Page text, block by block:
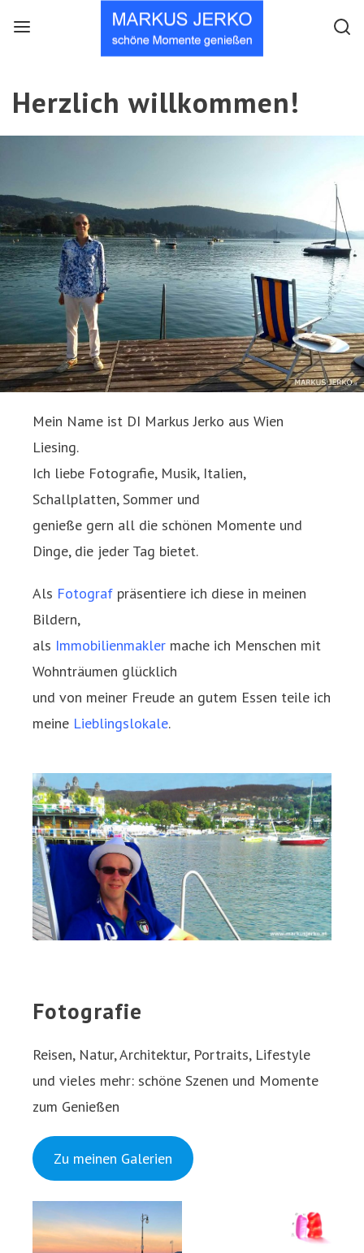
Menu Search
Herzlich willkommen!
Mein Name ist DI Markus Jerko aus Wien
Liesing.
Ich liebe Fotografie, Musik, Italien,
Schallplatten, Sommer und
genieße gern all die schönen Momente und
Dinge, die jeder Tag bietet.
Als Fotograf präsentiere ich diese in meinen
Bildern,
als Immobilienmakler mache ich Menschen mit
Wohnträumen glücklich
und von meiner Freude an gutem Essen teile ich
meine Lieblingslokale.
Fotografie
Reisen, Natur, Architektur, Portraits, Lifestyle
und vieles mehr: schöne Szenen und Momente
zum Genießen
Zu meinen Galerien